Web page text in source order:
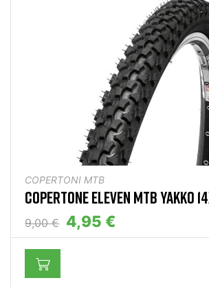
COPERTONI MTB
COPERTONE ELEVEN MTB YAKKO
9,00 € 4,95 €